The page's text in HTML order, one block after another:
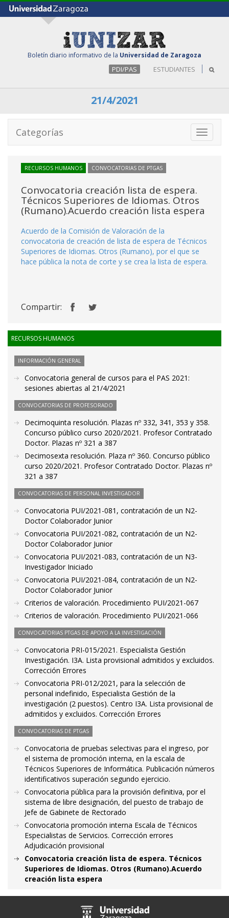
Boletín diario informativo de la Universidad de Zaragoza
PDI/PAS ESTUDIANTES
21/4/2021
Toggle
Categorías
RECURSOS HUMANOS CONVOCATORIAS DE PTGAS
Convocatoria creación lista de espera.
Técnicos Superiores de Idiomas. Otros
(Rumano).Acuerdo creación lista espera
Acuerdo de la Comisión de Valoración de la
convocatoria de creación de lista de espera de Técnicos
Superiores de Idiomas. Otros (Rumano), por el que se
hace pública la nota de corte y se crea la lista de espera.
Compartir:
RECURSOS HUMANOS
INFORMACIÓN GENERAL
Convocatoria general de cursos para el PAS 2021:
sesiones abiertas al 21/4/2021
CONVOCATORIAS DE PROFESORADO
Decimoquinta resolución. Plazas nº 332, 341, 353 y 358.
Concurso público curso 2020/2021. Profesor Contratado
Doctor. Plazas nº 321 a 387
Decimosexta resolución. Plaza nº 360. Concurso público
curso 2020/2021. Profesor Contratado Doctor. Plazas nº
321 a 387
CONVOCATORIAS DE PERSONAL INVESTIGADOR
Convocatoria PUI/2021-081, contratación de un N2-
Doctor Colaborador Junior
Convocatoria PUI/2021-082, contratación de un N2-
Doctor Colaborador Junior
Convocatoria PUI/2021-083, contratación de un N3-
Investigador Iniciado
Convocatoria PUI/2021-084, contratación de un N2-
Doctor Colaborador Junior
Criterios de valoración. Procedimiento PUI/2021-067
Criterios de valoración. Procedimiento PUI/2021-066
CONVOCATORIAS PTGAS DE APOYO A LA INVESTIGACIÓN
Convocatoria PRI-015/2021. Especialista Gestión
Investigación. I3A. Lista provisional admitidos y excluidos.
Corrección Errores
Convocatoria PRI-012/2021, para la selección de
personal indefinido, Especialista Gestión de la
investigación (2 puestos). Centro I3A. Lista provisional de
admitidos y excluidos. Corrección Errores
CONVOCATORIAS DE PTGAS
Convocatoria de pruebas selectivas para el ingreso, por
el sistema de promoción interna, en la escala de
Técnicos Superiores de Informática. Publicación números
identificativos superación segundo ejercicio.
Convocatoria pública para la provisión definitiva, por el
sistema de libre designación, del puesto de trabajo de
Jefe de Gabinete de Rectorado
Convocatoria promoción interna Escala de Técnicos
Especialistas de Servicios. Corrección errores
Adjudicación provisional
Convocatoria creación lista de espera. Técnicos
Superiores de Idiomas. Otros (Rumano).Acuerdo
creación lista espera